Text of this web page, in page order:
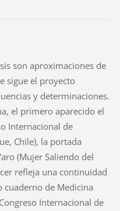
son aproximaciones de
sigue el proyecto
y determinaciones.
el primero aparecido el
Internacional de
Chile), la portada
(Mujer Saliendo del
refleja una continuidad
cuaderno de Medicina
Internacional de